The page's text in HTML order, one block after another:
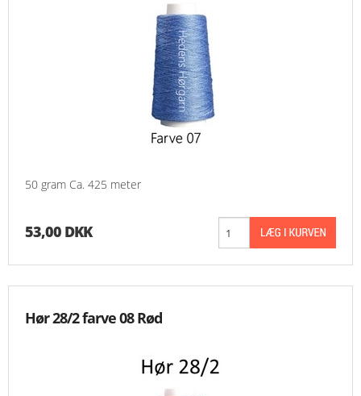
50 gram Ca. 425 meter
53,00 DKK
Hør 28/2 farve 08 Rød